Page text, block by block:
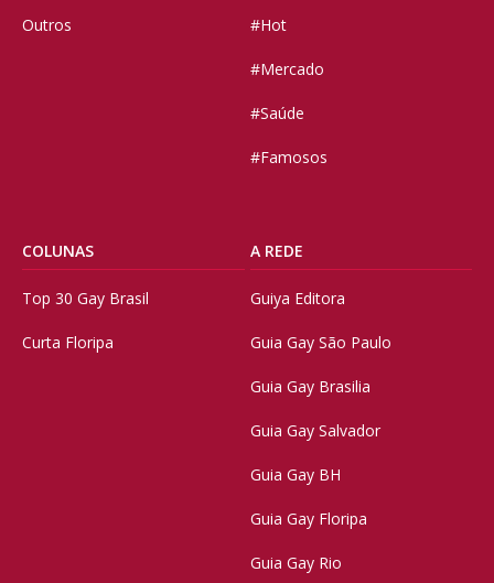
Outros #Hot
#Mercado
#Saúde
#Famosos
COLUNAS
Top 30 Gay Brasil
Curta Floripa
A REDE
Guiya Editora
Guia Gay São Paulo
Guia Gay Brasilia
Guia Gay Salvador
Guia Gay BH
Guia Gay Floripa
Guia Gay Rio